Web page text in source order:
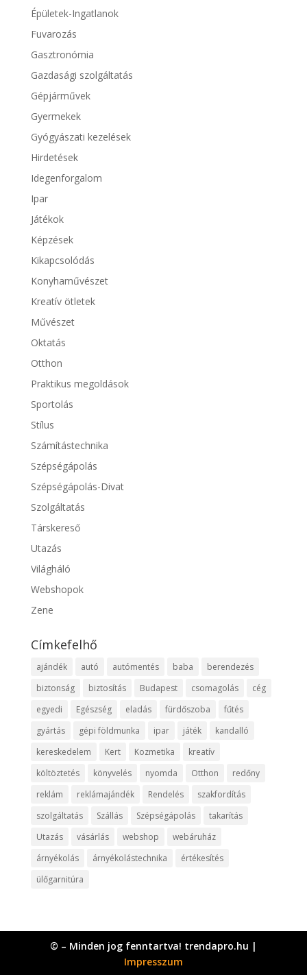
Épületek-Ingatlanok
Fuvarozás
Gasztronómia
Gazdasági szolgáltatás
Gépjárművek
Gyermekek
Gyógyászati kezelések
Hirdetések
Idegenforgalom
Ipar
Játékok
Képzések
Kikapcsolódás
Konyhaművészet
Kreatív ötletek
Művészet
Oktatás
Otthon
Praktikus megoldások
Sportolás
Stílus
Számítástechnika
Szépségápolás
Szépségápolás-Divat
Szolgáltatás
Társkereső
Utazás
Világháló
Webshopok
Zene
Címkefelhő
ajándék autó autómentés baba
berendezés
biztonság
biztosítás Budapest csomagolás
cég
egyedi
Egészség eladás fürdőszoba
fűtés
gyártás
gépi földmunka ipar játék
kandalló
kereskedelem
Kert Kozmetika
kreatív
költöztetés
könyvelés nyomda Otthon
redőny
reklám
reklámajándék Rendelés
szakfordítás
szolgáltatás
Szállás Szépségápolás
takarítás
Utazás
vásárlás webshop
webáruház
árnyékolás
árnyékolástechnika
értékesítés
ülőgarnitúra
© – Minden jog fenntartva! trendapro.hu |
Impresszum